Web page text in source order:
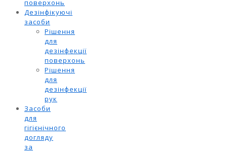
поверхонь
Дезінфікуючі
засоби
Рішення
для
дезінфекції
поверхонь
Рішення
для
дезінфекції
рук
Засоби
для
гігієнічного
догляду
за